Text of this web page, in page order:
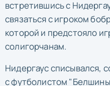
встретившись с
связаться с игроком
которой и предстояло
солигорчанам.
Нидергаус списывался,
с футболистом